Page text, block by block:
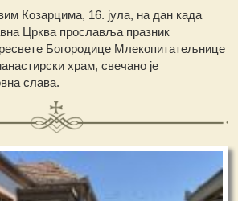
Козарцима, 16. јула, на дан када
Црква прославља празник
Богородице Млекопитатељнице
храм, свечано је
слава.